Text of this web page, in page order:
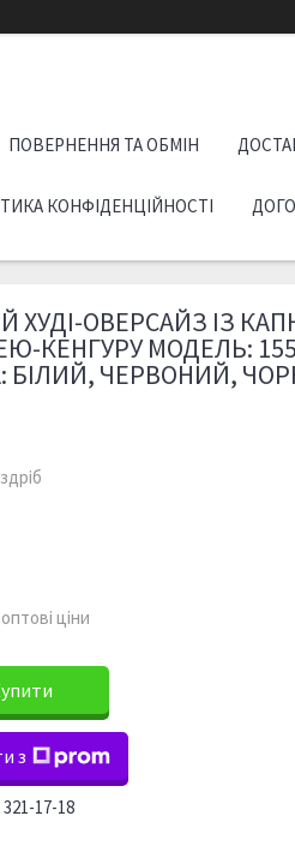
ПОВЕРНЕННЯ ТА ОБМІН
КОНФІДЕНЦІЙНОСТІ
ХУДІ-ОВЕРСАЙЗ ІЗ
КЕНГУРУ МОДЕЛЬ:
БІЛИЙ, ЧЕРВОНИЙ,
ціни
з
17-18